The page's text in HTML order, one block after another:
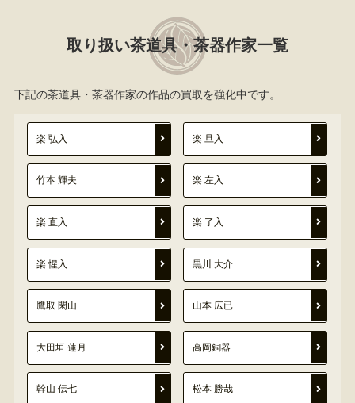
取り扱い茶道具・茶器作家一覧
下記の茶道具・茶器作家の作品の買取を強化中です。
楽 弘入 楽 旦入
竹本 輝夫 楽 左入
楽 直入 楽 了入
楽 惺入 黒川 大介
鷹取 閑山 山本 広已
大田垣 蓮月 高岡銅器
幹山 伝七 松本 勝哉